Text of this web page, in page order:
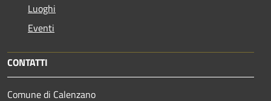
Luoghi
Eventi
CONTATTI
Comune di Calenzano